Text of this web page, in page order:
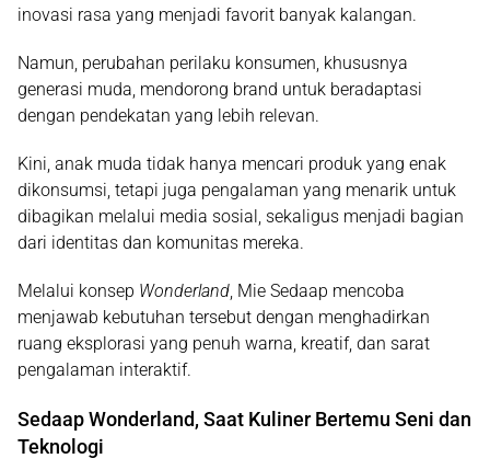
inovasi rasa yang menjadi favorit banyak kalangan.
Namun, perubahan perilaku konsumen, khususnya
generasi muda, mendorong brand untuk beradaptasi
dengan pendekatan yang lebih relevan.
Kini, anak muda tidak hanya mencari produk yang enak
dikonsumsi, tetapi juga pengalaman yang menarik untuk
dibagikan melalui media sosial, sekaligus menjadi bagian
dari identitas dan komunitas mereka.
Melalui konsep Wonderland, Mie Sedaap mencoba
menjawab kebutuhan tersebut dengan menghadirkan
ruang eksplorasi yang penuh warna, kreatif, dan sarat
pengalaman interaktif.
Sedaap Wonderland, Saat Kuliner Bertemu Seni dan
Teknologi